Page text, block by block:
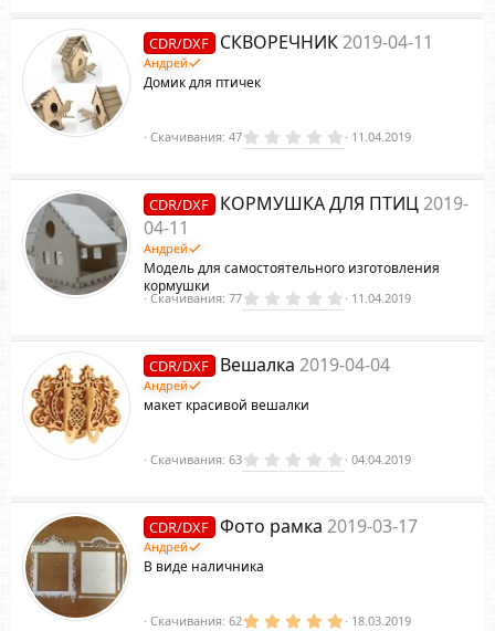
0
з
в
CDR/DXF СКВОРЕЧНИК2019-04-11
Андрей
Домик для птичек
0
.
0
з
в
Скачивания 47 11.04.2019
CDR/DXF КОРМУШКА ДЛЯ ПТИЦ2019-
04-11
Андрей
Модель для самостоятельного изготовления
кормушки
0
.
0
з
в
Скачивания 77 11.04.2019
CDR/DXF Вешалка 2019-04-04
Андрей
макет красивой вешалки
0
.
0
з
в
Скачивания 63 04.04.2019
CDR/DXF Фото рамка 2019-03-17
Андрей
В виде наличника
5
Скачивания 62 18.03.2019